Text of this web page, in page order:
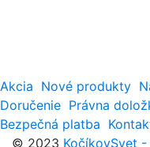
Akcia Nové produkty
Doručenie Právna
Bezpečná platba
© 2023 KočíkovSvet -